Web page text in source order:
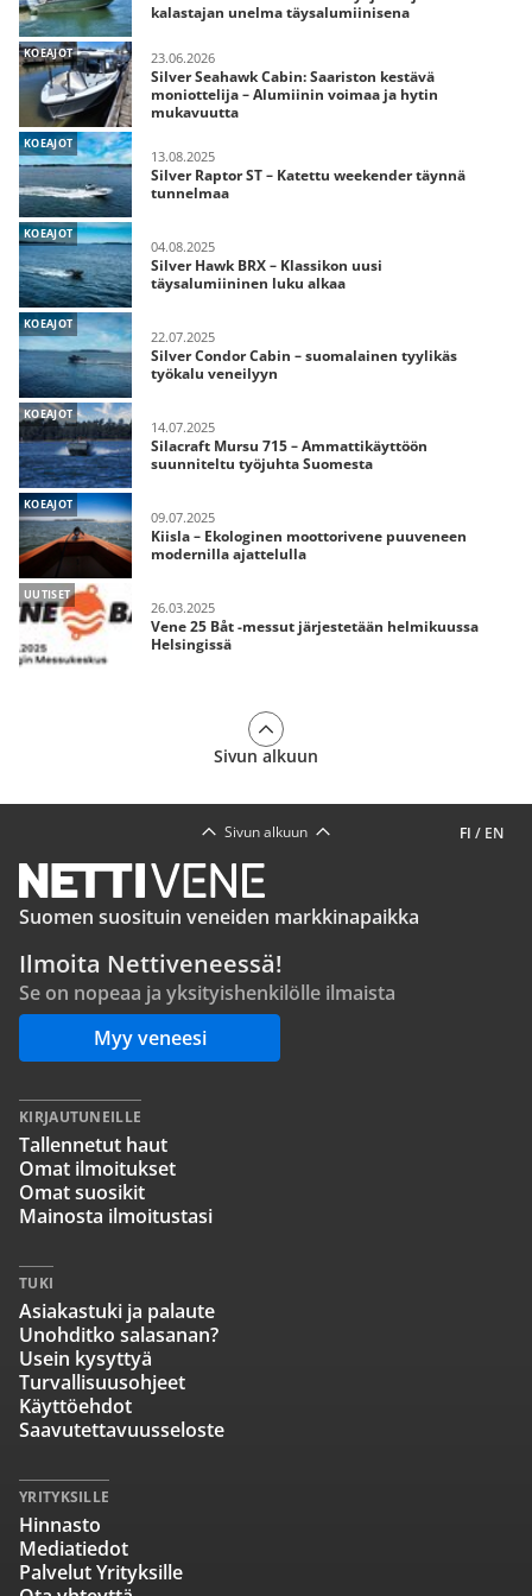
kalastajan unelma täysalumiinisena
KOEAJOT 23.06.2026
Silver Seahawk Cabin: Saariston kestävä
moniottelija – Alumiinin voimaa ja hytin
mukavuutta
KOEAJOT
13.08.2025
Silver Raptor ST – Katettu weekender täynnä
tunnelmaa
KOEAJOT
04.08.2025
Silver Hawk BRX – Klassikon uusi
täysalumiininen luku alkaa
KOEAJOT
22.07.2025
Silver Condor Cabin – suomalainen tyylikäs
työkalu veneilyyn
KOEAJOT
14.07.2025
Silacraft Mursu 715 – Ammattikäyttöön
suunniteltu työjuhta Suomesta
KOEAJOT
09.07.2025
Kiisla – Ekologinen moottorivene puuveneen
modernilla ajattelulla
UUTISET
26.03.2025
Vene 25 Båt -messut järjestetään helmikuussa
Helsingissä
Sivun alkuun
FI / EN
Sivun alkuun
Suomen suosituin veneiden markkinapaikka
Ilmoita Nettiveneessä!
Se on nopeaa ja yksityishenkilölle ilmaista
Myy veneesi
KIRJAUTUNEILLE
Tallennetut haut
Omat ilmoitukset
Omat suosikit
Mainosta ilmoitustasi
TUKI
Asiakastuki ja palaute
Unohditko salasanan?
Usein kysyttyä
Turvallisuusohjeet
Käyttöehdot
Saavutettavuusseloste
YRITYKSILLE
Hinnasto
Mediatiedot
Palvelut Yrityksille